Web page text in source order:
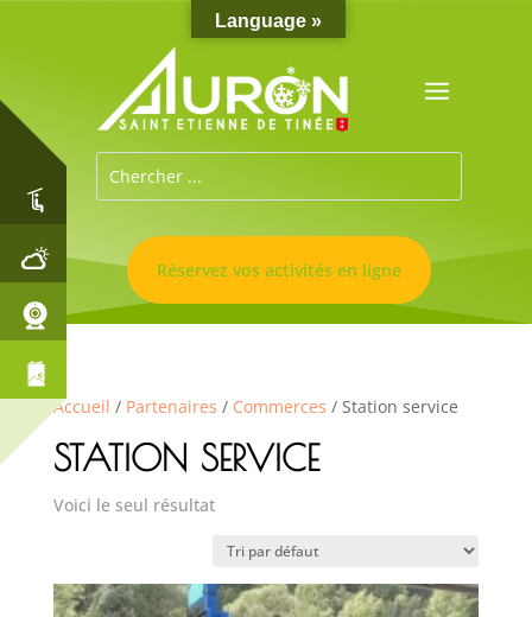
Réservez vos activités en ligne
Accueil / Partenaires / Commerces / Station service
STATION SERVICE
Voici le seul résultat
Language »